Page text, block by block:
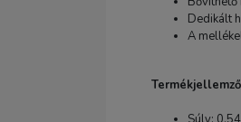
Dedikált
A